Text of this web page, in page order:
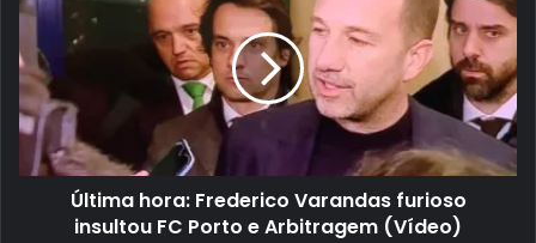
Última hora: Frederico Varandas furioso
insultou FC Porto e Arbitragem (Vídeo)